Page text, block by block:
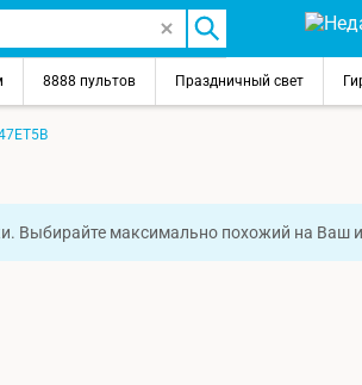
8888 пультов Праздничный свет
Выбирайте максимально похожий на Ваш